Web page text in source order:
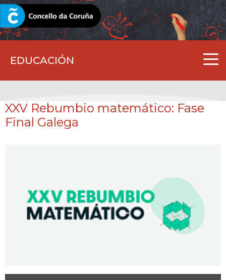
EDUCACIÓN
CORUNA.GAL
XXV Rebumbio matemático: Fase
Final Galega